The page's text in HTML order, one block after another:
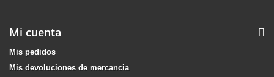
Mi cuenta
Mis pedidos
Mis devoluciones de mercancia